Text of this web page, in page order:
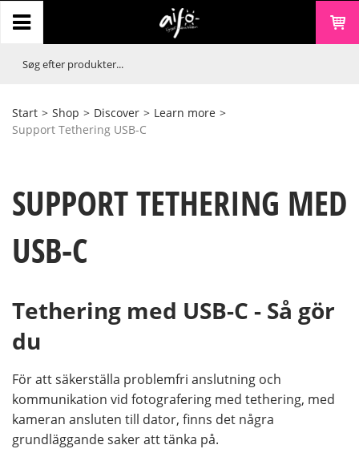
Start > Shop > Discover > Learn more >
Support Tethering USB-C
SUPPORT TETHERING MED
USB-C
Tethering med USB-C - Så gör
du
För att säkerställa problemfri anslutning och
kommunikation vid fotografering med tethering, med
kameran ansluten till dator, finns det några
grundläggande saker att tänka på.